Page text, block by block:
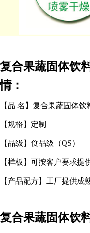
复合果蔬固体饮
情：
【品 名】复合果蔬固体饮
【规格】定制
【品级】食品级（QS）
【样板】可按客户要求提
【产品配方】工厂提供
复合果蔬固体饮